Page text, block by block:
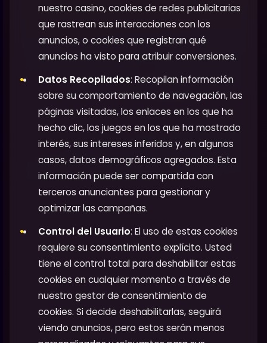
nuestro casino, cookies de redes publicitarias
que rastrean sus interacciones con los
anuncios, o cookies que registran qué
anuncios ha visto para atribuir conversiones.
Datos Recopilados: Recopilan información
sobre su comportamiento de navegación, las
páginas visitadas, los enlaces en los que ha
hecho clic, los juegos en los que ha mostrado
interés, sus intereses inferidos y, en algunos
casos, datos demográficos agregados. Esta
información puede ser compartida con
terceros anunciantes para gestionar y
optimizar las campañas.
Control del Usuario: El uso de estas cookies
requiere su consentimiento explícito. Usted
tiene el control total para deshabilitar estas
cookies en cualquier momento a través de
nuestro gestor de consentimiento de
cookies. Si decide deshabilitarlas, seguirá
viendo anuncios, pero estos serán menos